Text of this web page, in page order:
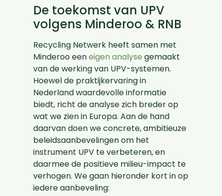
De toekomst van UPV
volgens Minderoo & RNB
Recycling Netwerk heeft samen met
Minderoo eeneigen analyse gemaakt
van de werking van UPV-systemen.
Hoewel de praktijkervaring in
Nederland waardevolle informatie
biedt, richt de analyse zich breder op
wat we zien in Europa. Aan de hand
daarvan doen we concrete, ambitieuze
beleidsaanbevelingen om het
instrument UPV te verbeteren, en
daarmee de positieve milieu-impact te
verhogen. We gaan hieronder kort in op
iedere aanbeveling: